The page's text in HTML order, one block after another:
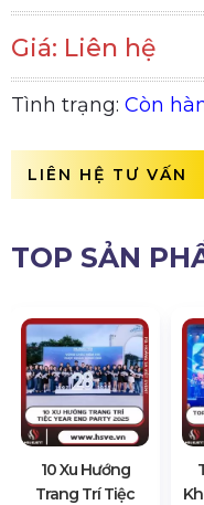
Giá: Liên hệ
Tình trạng: Còn
LIÊN HỆ TƯ VẤN
TOP SẢN
10 Xu Hướng
Trang Trí Tiệc